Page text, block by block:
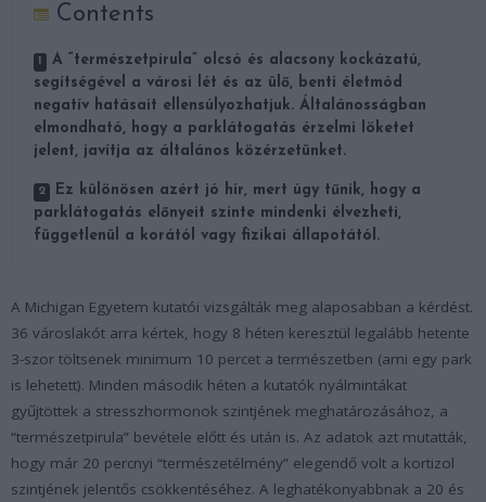
Contents
A “természetpirula” olcsó és alacsony kockázatú,
segítségével a városi lét és az ülő, benti életmód
negatív hatásait ellensúlyozhatjuk. Általánosságban
elmondható, hogy a parklátogatás érzelmi löketet
jelent, javítja az általános közérzetünket.
Ez különösen azért jó hír, mert úgy tűnik, hogy a
parklátogatás előnyeit szinte mindenki élvezheti,
függetlenül a korától vagy fizikai állapotától.
A Michigan Egyetem kutatói vizsgálták meg alaposabban a kérdést.
36 városlakót arra kértek, hogy 8 héten keresztül legalább hetente
3-szor töltsenek minimum 10 percet a természetben (ami egy park
is lehetett). Minden második héten a kutatók nyálmintákat
gyűjtöttek a stresszhormonok szintjének meghatározásához, a
“természetpirula” bevétele előtt és után is. Az adatok azt mutatták,
hogy már 20 percnyi “természetélmény” elegendő volt a kortizol
szintjének jelentős csökkentéséhez. A leghatékonyabbnak a 20 és